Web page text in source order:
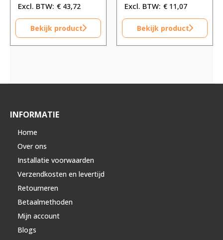
€ 43,72
Bekijk product
€ 11,07
Bekijk product
INFORMATIE
Home
Over ons
Installatie voorwaarden
Verzendkosten en levertijd
Retourneren
Betaalmethoden
Mijn account
Blogs